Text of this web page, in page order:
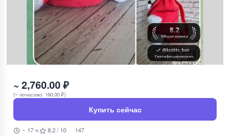
~ 2,760.00 ₽
(~ почасово: 160.00 ₽)
Купить сейчас
~ 17 ч. 8.2 / 10 147